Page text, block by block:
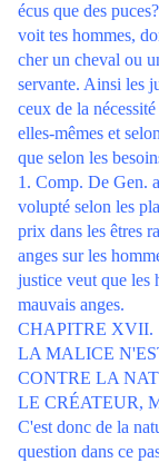
écus que des
voit tes hommes,
cher un cheval ou
servante. Ainsi les
ceux de la
elles-mêmes et
que selon les
1. Comp. De Gen.
volupté selon les
prix dans les êtres
anges sur les
justice veut que les
mauvais anges.
CHAPITRE XVII.
LA MALICE
CONTRE LA
LE CRÉATEUR,
C'est donc de la
question dans ce